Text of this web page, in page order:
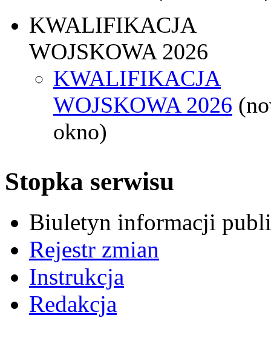
KWALIFIKACJA
WOJSKOWA 2026
KWALIFIKACJA
WOJSKOWA 2026
okno)
Stopka serwisu
Biuletyn informacji
Rejestr zmian
Instrukcja
Redakcja